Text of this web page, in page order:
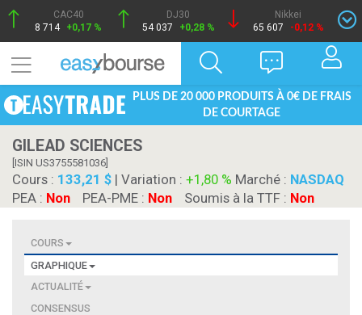
CAC40
8 714 +0,17 %
DJ30
54 037
+0,28 %
Nikkei
65 607
-0,12 %
PLUS DE 20 000 PRODUITS À 0€ DE FRAIS
DE COURTAGE
GILEAD SCIENCES
[ISIN US3755581036]
Cours : 133,21 $ | Variation : +1,80 % Marché : NASDAQ
PEA : Non PEA-PME : Non Soumis à la TTF : Non
COURS
GRAPHIQUE
ACTUALITÉ
CONSENSUS